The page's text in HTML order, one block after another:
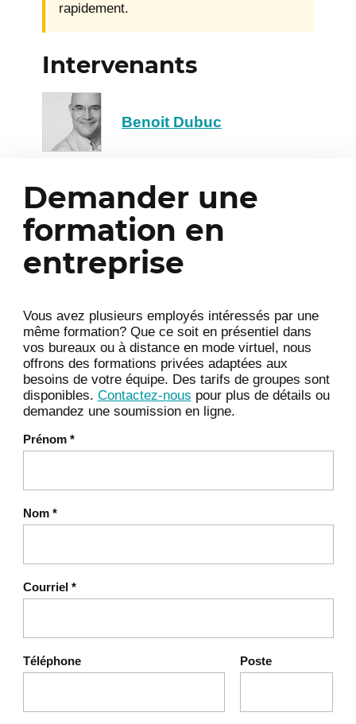
rapidement.
Intervenants
Benoit Dubuc
Demander une
formation en
entreprise
Vous avez plusieurs employés intéressés par une
même formation? Que ce soit en présentiel dans
vos bureaux ou à distance en mode virtuel, nous
offrons des formations privées adaptées aux
besoins de votre équipe. Des tarifs de groupes sont
disponibles. Contactez-nous pour plus de détails ou
demandez une soumission en ligne.
Prénom *
Nom *
Courriel *
Téléphone Poste